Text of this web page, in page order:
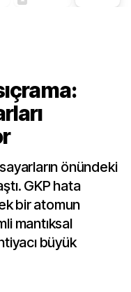
önündeki
GKP hata
bir atomun
mantıksal
büyük